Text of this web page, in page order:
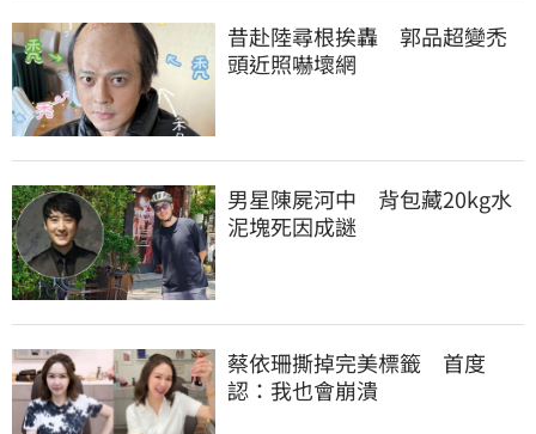
昔赴陸尋根挨轟　郭品超變禿
頭近照嚇壞網
男星陳屍河中　背包藏20kg水
泥塊死因成謎
蔡依珊撕掉完美標籤　首度
認：我也會崩潰